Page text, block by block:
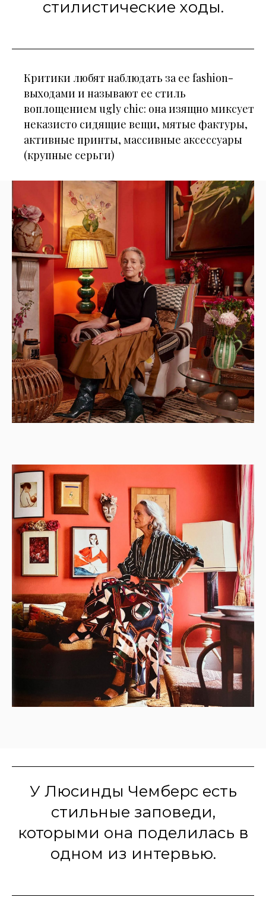
стилистические ходы.
Критики любят наблюдать за ее fashion-
выходами и называют ее стиль
воплощением ugly chic: она изящно миксует
неказисто сидящие вещи, мятые фактуры,
активные принты, массивные аксессуары
(крупные серьги)
У Люсинды Чемберс есть
стильные заповеди,
которыми она поделилась в
одном из интервью.